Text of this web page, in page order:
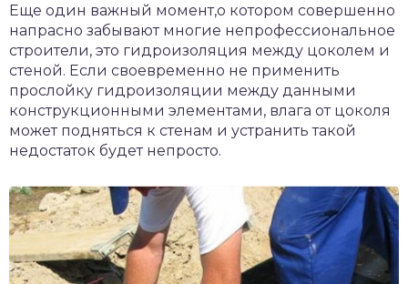
Еще один важный момент,о котором совершенно
напрасно забывают многие непрофессиональное
строители, это гидроизоляция между цоколем и
стеной. Если своевременно не применить
прослойку гидроизоляции между данными
конструкционными элементами, влага от цоколя
может подняться к стенам и устранить такой
недостаток будет непросто.